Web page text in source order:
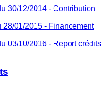
30/12/2014 - Contribution
28/01/2015 - Financement
03/10/2016 - Report crédits